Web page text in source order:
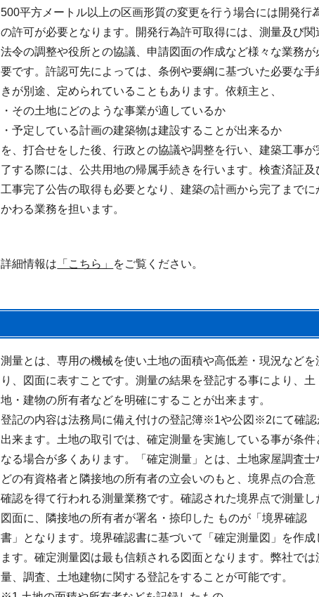
500平方メートル以上の区画形質の変更を行う場合には開発行
の許可が必要となります。開発行為許可取得には、測量及び関
法令の調整や役所との協議、申請図面の作成など様々な業務が
要です。許認可先によっては、条例や要綱に基づいた必要な手
きが別途、定められていることもあります。依頼主と、
・その土地にどのような事業が適しているか
・予定している計画の建築物は建設することが出来るか
を、打合せをした後、行政との協議や調整を行い、建築工事が
了する際には、公共用地の帰属手続きを行います。検査済証及
工事完了公告の取得も必要となり、建築の計画から完了までに
かわる業務を担います。
詳細情報は 「こちら」 をご覧ください。
測量とは、専用の機械を使い土地の面積や高低差・現況などを
り、図面に表すことです。測量の結果を登記する事により、土
地・建物の所有者などを明確にすることが出来ます。
登記の内容は法務局に備え付けの登記簿※1や公図※2にて確認
出来ます。土地の取引では、確定測量を実施している事が条件
なる場合が多くあります。「確定測量」とは、土地家屋調査士
どの有資格者と隣接地の所有者の立会いのもと、境界点の合意
確認を得て行われる測量業務です。確認された境界点で測量し
図面に、隣接地の所有者が署名・捺印した ものが「境界確認
書」となります。境界確認書に基づいて「確定測量図」を作成
ます。確定測量図は最も信頼される図面となります。弊社では
量、調査、土地建物に関する登記をすることが可能です。